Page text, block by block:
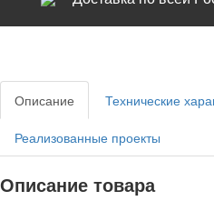
Описание Технические
Реализованные проекты
Описание товара